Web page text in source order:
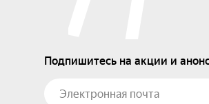
Подпишитесь на акции и